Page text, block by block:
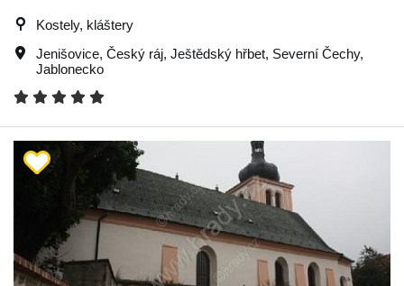
Kostely, kláštery
Jenišovice, Český ráj, Ještědský hřbet, Severní Čechy,
Jablonecko